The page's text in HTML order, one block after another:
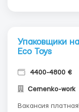
Упаковщики
Eco Toys
4400-4800 €
Cernenko-work
Вакансия платная!!! Описание вакансии